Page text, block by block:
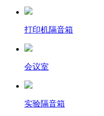
打印机隔音箱
会议室
实验隔音箱